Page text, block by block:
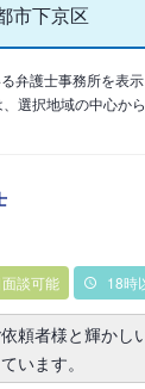
市下京区
弁護士事務所を表
選択地域の中心か
談可能 18時
頼者様と輝かし
います。